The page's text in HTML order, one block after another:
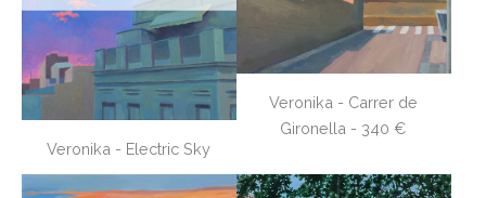
Veronika - Electric Sky
Veronika - Carrer de
Gironella - 340 €